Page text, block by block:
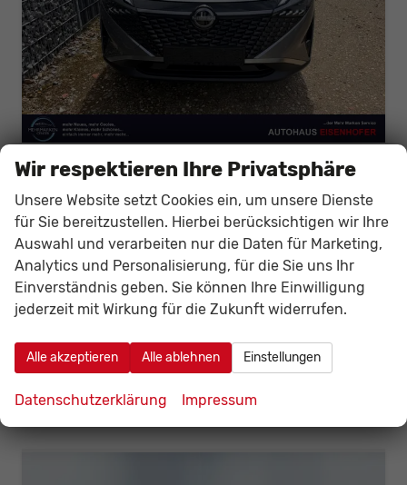
Nissan Qashqai
unverbindliche Lieferzeit: 10 Tage Neuwagen
Fahrzeugnr. 140644 Getriebe Automatik
Kraftstoff Benzin Außenfarbe
Leistung 116 kW (158 PS)
30.405,– €
Verbrauch kombiniert:6,30 l/100km
CO -Klasse: E
CO2-Emissionen:141,00 g/km
Wir respektieren Ihre Privatsphäre
Unsere Website setzt Cookies ein, um unsere Dienste
für Sie bereitzustellen. Hierbei berücksichtigen wir Ihre
Auswahl und verarbeiten nur die Daten für Marketing,
Analytics und Personalisierung, für die Sie uns Ihr
Einverständnis geben. Sie können Ihre Einwilligung
jederzeit mit Wirkung für die Zukunft widerrufen.
Alle akzeptieren Alle ablehnen Einstellungen
Datenschutzerklärung Impressum